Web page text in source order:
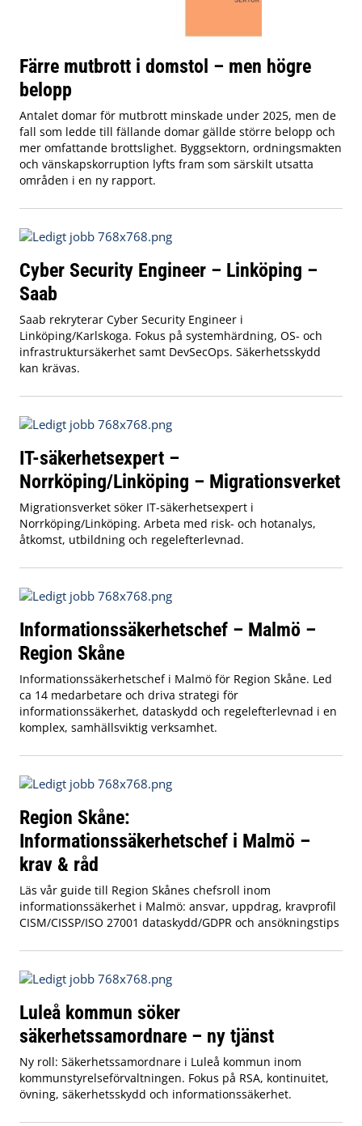
Färre mutbrott i domstol – men högre
belopp
Antalet domar för mutbrott minskade under 2025, men de
fall som ledde till fällande domar gällde större belopp och
mer omfattande brottslighet. Byggsektorn, ordningsmakten
och vänskapskorruption lyfts fram som särskilt utsatta
områden i en ny rapport.
Cyber Security Engineer – Linköping –
Saab
Saab rekryterar Cyber Security Engineer i
Linköping/Karlskoga. Fokus på systemhärdning, OS- och
infrastruktursäkerhet samt DevSecOps. Säkerhetsskydd
kan krävas.
IT-säkerhetsexpert –
Norrköping/Linköping – Migrationsverket
Migrationsverket söker IT-säkerhetsexpert i
Norrköping/Linköping. Arbeta med risk- och hotanalys,
åtkomst, utbildning och regelefterlevnad.
Informationssäkerhetschef – Malmö –
Region Skåne
Informationssäkerhetschef i Malmö för Region Skåne. Led
ca 14 medarbetare och driva strategi för
informationssäkerhet, dataskydd och regelefterlevnad i en
komplex, samhällsviktig verksamhet.
Region Skåne:
Informationssäkerhetschef i Malmö –
krav & råd
Läs vår guide till Region Skånes chefsroll inom
informationssäkerhet i Malmö: ansvar, uppdrag, kravprofil
CISM/CISSP/ISO 27001 dataskydd/GDPR och ansökningstips
Luleå kommun söker
säkerhetssamordnare – ny tjänst
Ny roll: Säkerhetssamordnare i Luleå kommun inom
kommunstyrelseförvaltningen. Fokus på RSA, kontinuitet,
övning, säkerhetsskydd och informationssäkerhet.